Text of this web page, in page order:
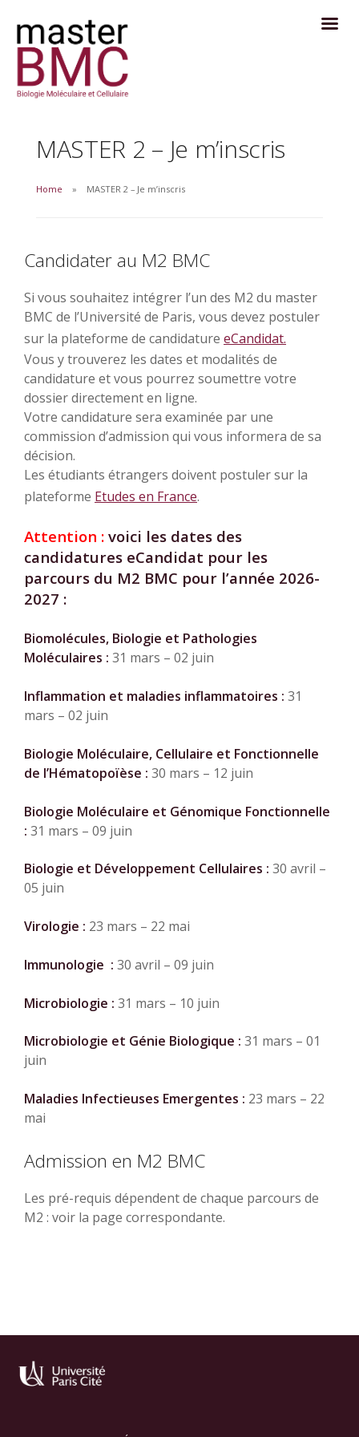
MASTER 2 – Je m’inscris
Home MASTER 2 – Je m’inscris
Candidater au M2 BMC
Si vous souhaitez intégrer l’un des M2 du master
BMC de l’Université de Paris, vous devez postuler
sur la plateforme de candidature eCandidat.
Vous y trouverez les dates et modalités de
candidature et vous pourrez soumettre votre
dossier directement en ligne.
Votre candidature sera examinée par une
commission d’admission qui vous informera de sa
décision.
Les étudiants étrangers doivent postuler sur la
plateforme Etudes en France.
Attention : voici les dates des
candidatures eCandidat pour les
parcours du M2 BMC pour l’année 2026-
2027 :
Biomolécules, Biologie et Pathologies
Moléculaires : 31 mars – 02 juin
Inflammation et maladies inflammatoires : 31
mars – 02 juin
Biologie Moléculaire, Cellulaire et Fonctionnelle
de l’Hématopoïèse : 30 mars – 12 juin
Biologie Moléculaire et Génomique Fonctionnelle
: 31 mars – 09 juin
Biologie et Développement Cellulaires : 30 avril –
05 juin
Virologie : 23 mars – 22 mai
Immunologie : 30 avril – 09 juin
Microbiologie : 31 mars – 10 juin
Microbiologie et Génie Biologique : 31 mars – 01
juin
Maladies Infectieuses Emergentes : 23 mars – 22
mai
Admission en M2 BMC
Les pré-requis dépendent de chaque parcours de
M2 : voir la page correspondante.